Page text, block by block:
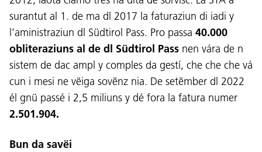
surantut al 1. de ma dl 2017 la faturaziun di iadi y
l’aministraziun dl Südtirol Pass. Pro passa 40.000
obliteraziuns al de dl Südtirol Pass nen vára de n
sistem de dac ampl y comples da gestí, che che che vá
cun i mesi ne vëiga sovënz nia. De setëmber dl 2022
él gnü passé i 2,5 miliuns y dé fora la fatura numer
2.501.904.
Bun da savëi